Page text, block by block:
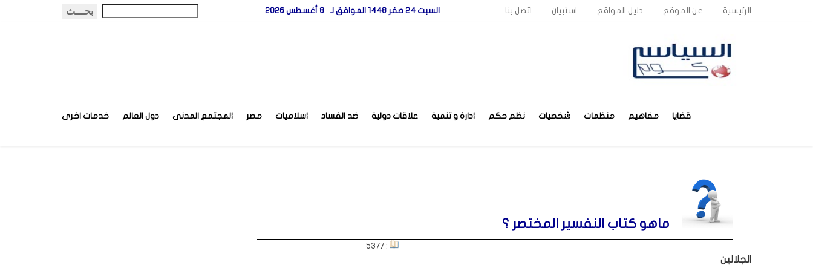
الرئيسية عن الموقع دليل المواقع استبيان اتصل بنا السبت 24 صفر 1448 الموافق لـ 8 أغسطس 2026
قضايا مفاهيم منظمات شخصيات نظم حكم ادارة و تنمية علاقات دولية ضد الفساد اسلاميات مصر المجتمع المدنى دول العالم خدمات اخرى
ماهو كتاب النفسير المختصر ؟
: 5377
الجلالين